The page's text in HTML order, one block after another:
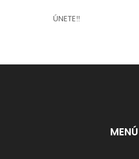
ÚNETE‼️
MENÚ